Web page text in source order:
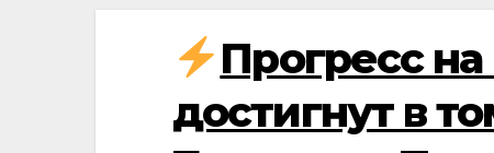
Прогресс
достигнут в